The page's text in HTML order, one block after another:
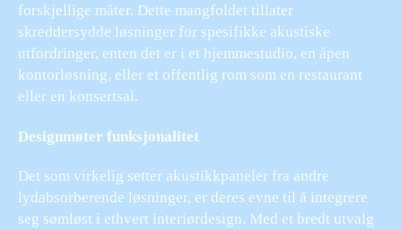
forskjellige måter. Dette mangfoldet tillater
skreddersydde løsninger for spesifikke akustiske
utfordringer, enten det er i et hjemmestudio, en åpen
kontorløsning, eller et offentlig rom som en restaurant
eller en konsertsal.
Designmøter funksjonalitet
Det som virkelig setter akustikkpaneler fra andre
lydabsorberende løsninger, er deres evne til å integrere
seg sømløst i ethvert interiørdesign. Med et bredt utvalg